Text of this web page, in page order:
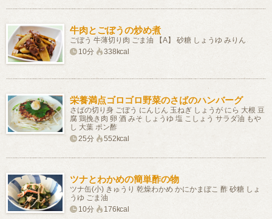
牛肉とごぼうの炒め煮
ごぼう 牛薄切り肉 ごま油 【A】 砂糖 しょうゆ みりん
10分
338kcal
栄養満点ゴロゴロ野菜のさばのハンバーグ
さばの切り身 ごぼう にんじん 玉ねぎ しょうが にら 大根 豆
腐 鶏挽き肉 卵 酒 みそ しょうゆ 塩 こしょう サラダ油 もや
し 大葉 ポン酢
25分
552kcal
ツナとわかめの簡単酢の物
ツナ缶(小) きゅうり 乾燥わかめ かにかまぼこ 酢 砂糖 しょ
うゆ ごま油
10分
176kcal